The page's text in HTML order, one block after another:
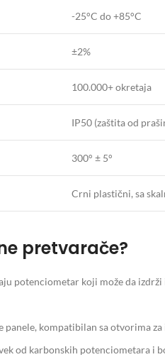
-25°C do +85°C
±2%
100.000+ okretaja
IP50 (zaštita od
300° ± 5°
Crni plastični, sa
pretvarače?
potenciometar koji može da
kompatibilan sa otvorima
od karbonskih potenciometara i